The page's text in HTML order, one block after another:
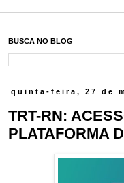
BUSCA NO BLOG
quinta-feira, 27 de
TRT-RN:
PLATAFORMA